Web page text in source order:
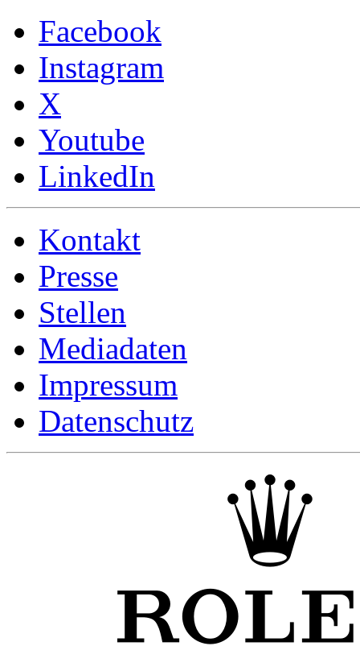
Facebook
Instagram
X
Youtube
LinkedIn
Kontakt
Presse
Stellen
Mediadaten
Impressum
Datenschutz